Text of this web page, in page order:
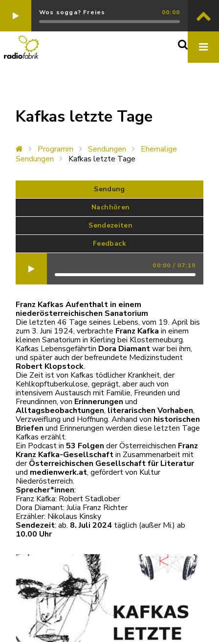
Wos sogga? Freies 00:00
Kafkas letzte Tage
Programm Sendungen
Ehemalige
Sendungen
Kafkas letzte Tage
Sendung
Nachhören
Sendezeiten
Feedback
00:00 / 07:19
Franz Kafkas Aufenthalt in einem
niederösterreichischen Sanatorium
Die letzten 46 Tage seines Lebens, vom 19. April bis
zum 3. Juni 1924, verbrachte Franz Kafka in einem
kleinen Sanatorium in Kierling bei Klosterneuburg.
Kafkas Lebensgefährtin Dora Diamantwar bei ihm,
und später auch der befreundete Medizinstudent
Robert Klopstock.
Die Zeit ist von Kafkas tödlicher Krankheit, der
Kehlkopftuberkulose, geprägt, aber auch von
intensivem Austausch mit Familie, Freunden und
Freundinnen, von Erinnerungen und
Alltagsbeobachtungen, literarischen Vorhaben,
Verzweiflung und Hoffnung. Anhand von historischen
Briefen und Erinnerungen werden diese letzten Tage
Kafkas erzählt.
Ein Podcast in 53 Folgen der Österreichischen Franz
Kranz Kafka-Gesellschaftin Zusammenarbeit mit
derÖsterreichischen Gesellschaft für Literatur
und medienwerk.at, gefördert von Kultur
Niederösterreich.
Sprecher*innen:
Franz Kafka: Robert Stadlober
Dora Diamant: Julia Franz Richter
Erzähler: Nikolaus Kinsky
Sendezeit: ab. 8. Juli 2024 täglich (außer Mi.) ab
10.00 Uhr